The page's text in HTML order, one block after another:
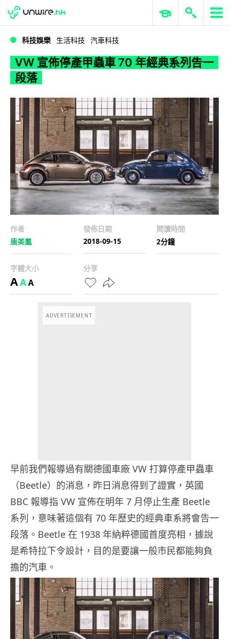
VW 宣佈停產甲蟲車 70 年經典系列告一段落
WWDC 2026 ERP 與商業 AI
科技娛樂 生活科技 汽車科技
VW 宣佈停產甲蟲車 70 年經典系列告一
段落
作者
唐美鳳
發佈日期
2018-09-15
閱讀時間
2分鐘
字體大小
AAA
分享
ADVERTISEMENT
早前我們報導過有關德國車廠 VW 打算停產甲蟲車
（Beetle）的消息，昨日消息得到了證實，英國
BBC 報導指 VW 宣佈在明年 7 月停止生產 Beetle
系列，意味著這個有 70 年歷史的經典車系將會告一
段落。Beetle 在 1938 年納粹德國首度亮相，據說
是希特拉下令設計，目的是要讓一般市民都能夠負
擔的汽車。